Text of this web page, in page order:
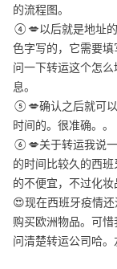
的流程图。
④💋以后就是地址的
色字写的，它需要
问一下转运这个怎
息。
⑤💋确认之后就可以
时间的。很准确。。
⑥💋关于转运我说一
的时间比较久的西
的不便宜，不过化妆
😍现在西班牙疫情
购买欧洲物品。可
问清楚转运公司哈。